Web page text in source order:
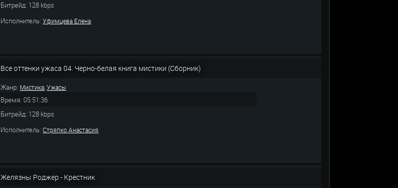
Битрейд: 128 kbps
Исполнитель:Уфимцева Елена
Все оттенки ужаса 04. Черно-белая книга мистики (Сборник)
Жанр: Мистика,Ужасы
Время: 05:51:36
Битрейд: 128 kbps
Исполнитель:Стряпко Анастасия
Желязны Роджер - Крестник